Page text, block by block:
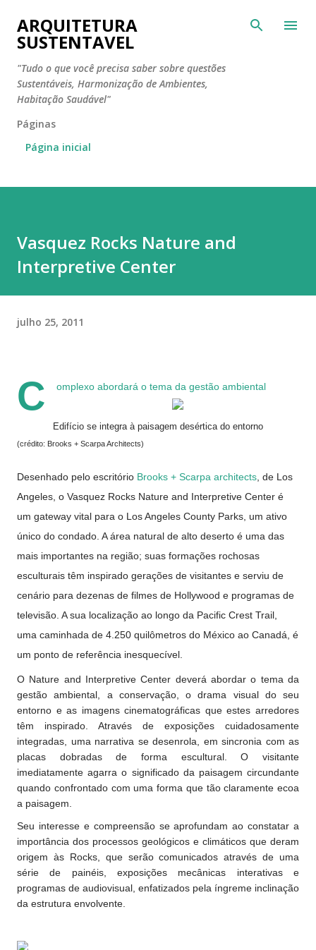
Pular para o conteúdo principal
ARQUITETURA
SUSTENTAVEL
"Tudo o que você precisa saber sobre questões
Sustentáveis, Harmonização de Ambientes,
Habitação Saudável"
Páginas
Página inicial
Vasquez Rocks Nature and
Interpretive Center
julho 25, 2011
C omplexo abordará o tema da gestão ambiental
Edifício se integra à paisagem desértica do entorno
(crédito: Brooks + Scarpa Architects)
Desenhado pelo escritório Brooks + Scarpa architects , de Los
Angeles, o Vasquez Rocks Nature and Interpretive Center é
um gateway vital para o Los Angeles County Parks, um ativo
único do condado. A área natural de alto deserto é uma das
mais importantes na região; suas formações rochosas
esculturais têm inspirado gerações de visitantes e serviu de
cenário para dezenas de filmes de Hollywood e programas de
televisão. A sua localização ao longo da Pacific Crest Trail,
uma caminhada de 4.250 quilômetros do México ao Canadá, é
um ponto de referência inesquecível.
O Nature and Interpretive Center deverá abordar o tema da
gestão ambiental, a conservação, o drama visual do seu
entorno e as imagens cinematográficas que estes arredores
têm inspirado. Através de exposições cuidadosamente
integradas, uma narrativa se desenrola, em sincronia com as
placas dobradas de forma escultural. O visitante
imediatamente agarra o significado da paisagem circundante
quando confrontado com uma forma que tão claramente ecoa
a paisagem.
Seu interesse e compreensão se aprofundam ao constatar a
importância dos processos geológicos e climáticos que deram
origem às Rocks, que serão comunicados através de uma
série de painéis, exposições mecânicas interativas e
programas de audiovisual, enfatizados pela íngreme inclinação
da estrutura envolvente.